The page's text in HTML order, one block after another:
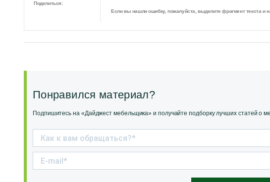
Поделиться:
Если вы нашли ошибку, пожалуйста, выделите фрагмент текста и
Понравился материал?
Подпишитесь на «Дайджест мебельщика» и получайте подборку лучших статей о